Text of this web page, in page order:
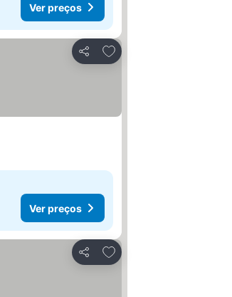
Ver preços
Partilhar
Adicionar aos favoritos
Ver preços
Partilhar
Adicionar aos favoritos